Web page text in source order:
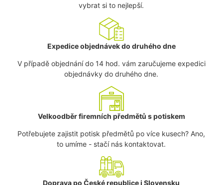
vybrat si to nejlepší.
Expedice objednávek do druhého dne
V případě objednání do 14 hod. vám zaručujeme expedici
objednávky do druhého dne.
Velkoodběr firemních předmětů s potiskem
Potřebujete zajistit potisk předmětů po více kusech? Ano,
to umíme - stačí nás kontaktovat.
Doprava po České republice i Slovensku